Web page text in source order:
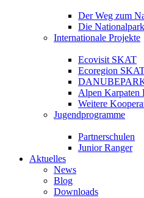
Der Weg zum
Die
Internationale Projekte
Ecovisit SKAT
Ecoregion
Alpen Karpaten
Weitere
Jugendprogramme
Partnerschulen
Junior Ranger
Aktuelles
News
Blog
Downloads